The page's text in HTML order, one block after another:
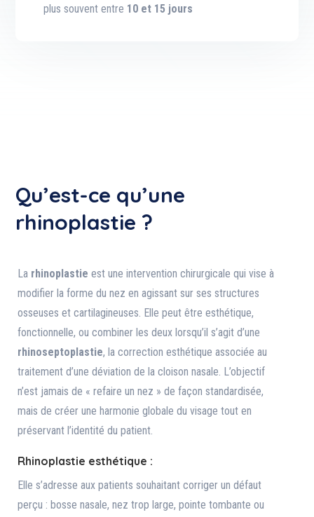
plus souvent entre 10 et 15 jours
Qu’est-ce qu’une
rhinoplastie ?
La rhinoplastie est une intervention chirurgicale qui vise à
modifier la forme du nez en agissant sur ses structures
osseuses et cartilagineuses. Elle peut être esthétique,
fonctionnelle, ou combiner les deux lorsqu’il s’agit d’une
rhinoseptoplastie, la correction esthétique associée au
traitement d’une déviation de la cloison nasale. L’objectif
n’est jamais de « refaire un nez » de façon standardisée,
mais de créer une harmonie globale du visage tout en
préservant l’identité du patient.
Rhinoplastie esthétique :
Elle s’adresse aux patients souhaitant corriger un défaut
perçu : bosse nasale, nez trop large, pointe tombante ou